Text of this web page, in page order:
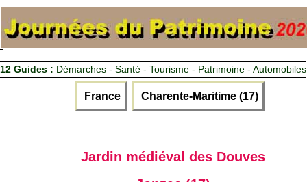
12 Guides : Démarches - Santé - Tourisme - Patrimoine - Automobiles
France Charente-Maritime (17)
Jardin médiéval des Douves